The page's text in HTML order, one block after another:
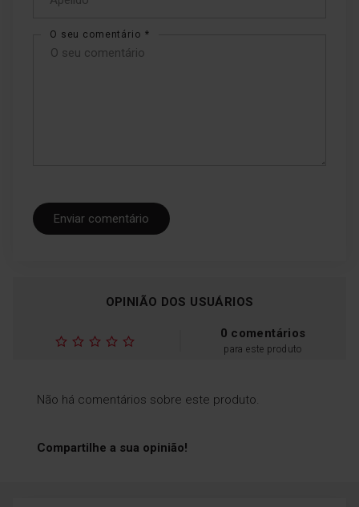
O seu comentário
Enviar comentário
OPINIÃO DOS USUÁRIOS
0 comentários
para este produto
Não há comentários sobre este produto.
Compartilhe a sua opinião!